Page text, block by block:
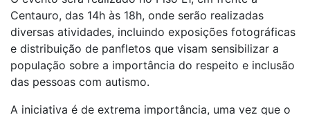
Centauro, das 14h às 18h, onde serão realizadas
diversas atividades, incluindo exposições fotográficas
e distribuição de panfletos que visam sensibilizar a
população sobre a importância do respeito e inclusão
das pessoas com autismo.
A iniciativa é de extrema importância, uma vez que o